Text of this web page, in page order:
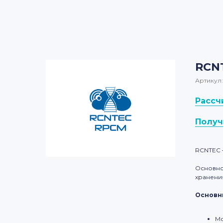
Артикул: